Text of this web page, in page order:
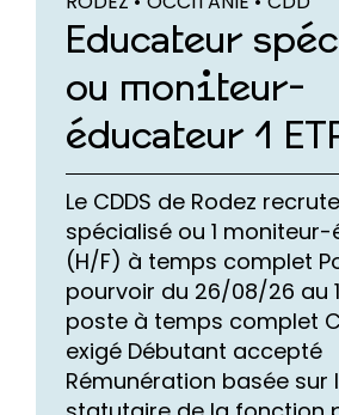
Educateur
ou moniteur-
éducateur 1
Le CDDS de Rodez
spécialisé ou 1
(H/F) à temps complet
pourvoir du 26/08/26 au
poste à temps complet
exigé Débutant accepté
Rémunération basée sur